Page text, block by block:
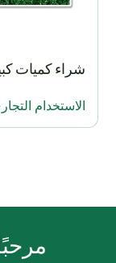
شراء كميات
الاستخدام